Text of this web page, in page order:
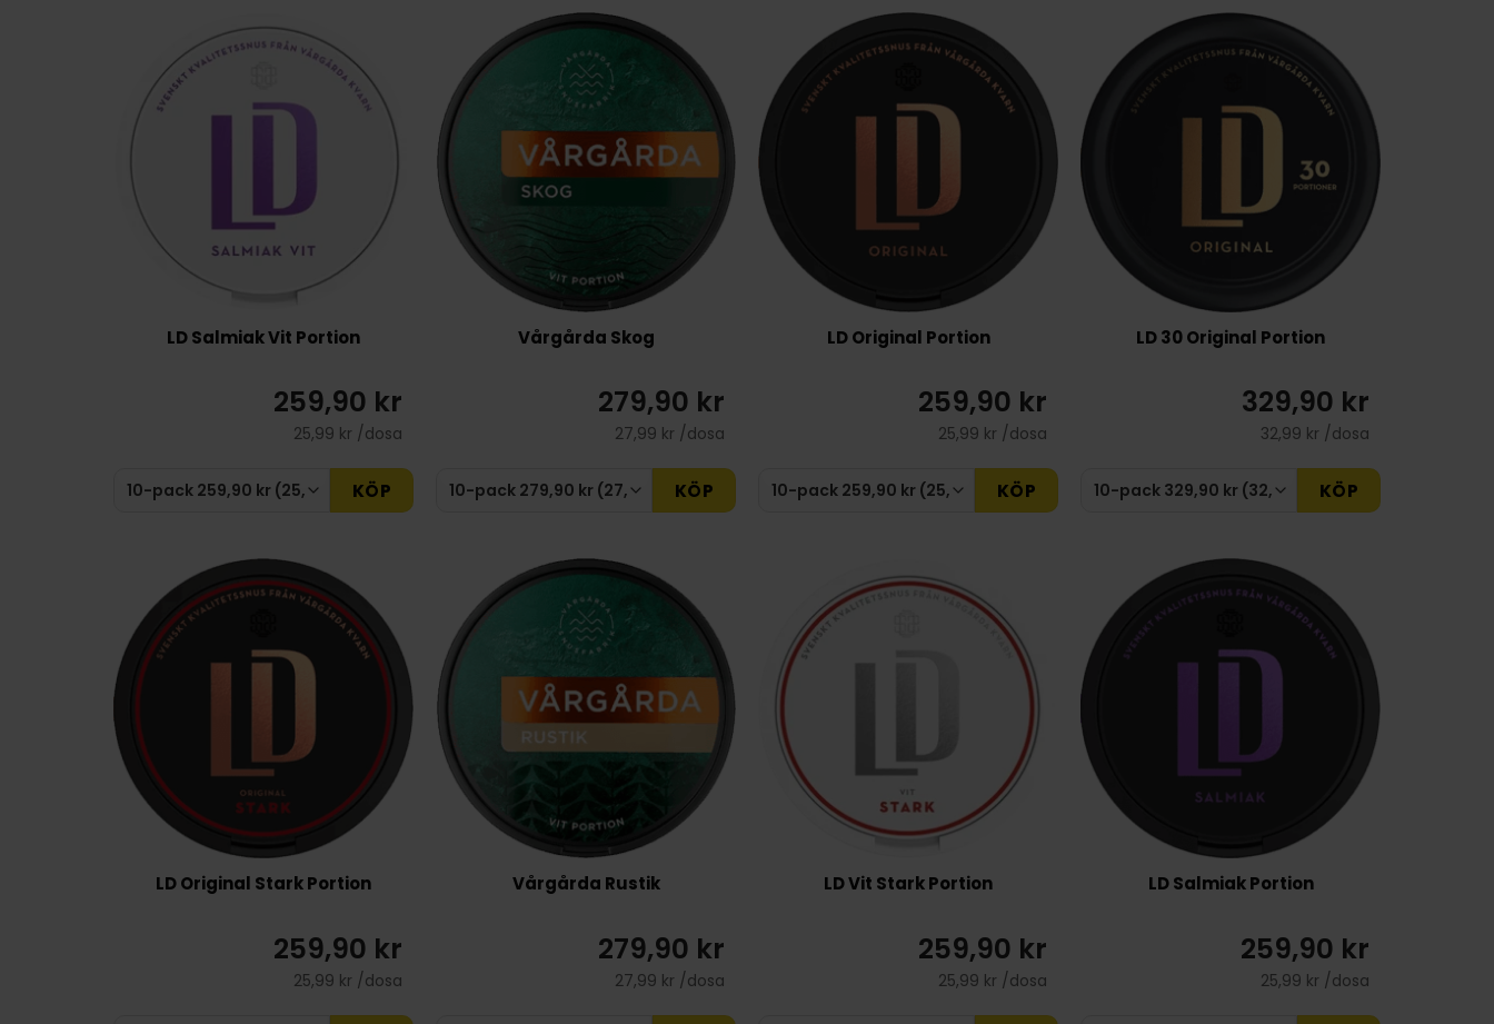
LD Salmiak Vit Portion
259,90 kr
25,99 kr /dosa
KÖP
Vårgårda Skog
279,90 kr
27,99 kr /dosa
KÖP
LD Original Portion
259,90 kr
25,99 kr /dosa
KÖP
LD 30 Original Portion
329,90 kr
32,99 kr /dosa
KÖP
LD Original Stark Portion
259,90 kr
25,99 kr /dosa
Vårgårda Rustik
279,90 kr
27,99 kr /dosa
LD Vit Stark Portion
259,90 kr
25,99 kr /dosa
LD Salmiak Portion
259,90 kr
25,99 kr /dosa